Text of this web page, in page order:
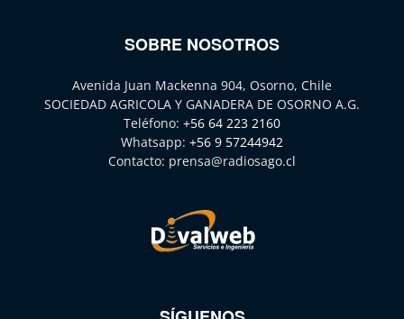
SOBRE NOSOTROS
Avenida Juan Mackenna 904, Osorno, Chile
SOCIEDAD AGRICOLA Y GANADERA DE OSORNO A.G.
Teléfono: +56 64 223 2160
Whatsapp: +56 9 57244942
Contacto: prensa@radiosago.cl